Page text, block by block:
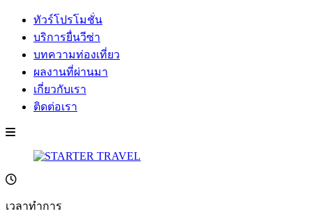
ทัวร์โปรโมชั่น
บริการยื่นวีซ่า
บทความท่องเที่ยว
ผลงานที่ผ่านมา
เกี่ยวกับเรา
ติดต่อเรา
เวลาทำการ